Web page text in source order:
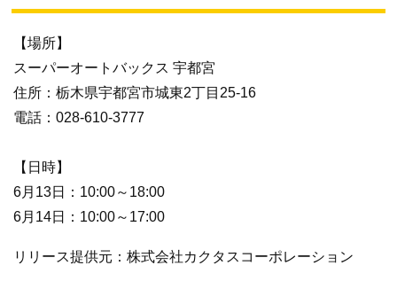
【場所】
スーパーオートバックス 宇都宮
住所：栃木県宇都宮市城東2丁目25-16
電話：028-610-3777
【日時】
6月13日：10:00～18:00
6月14日：10:00～17:00
リリース提供元：株式会社カクタスコーポレーション